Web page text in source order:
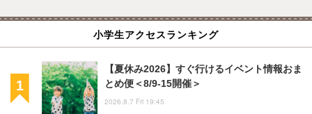
小学生アクセスランキング
【夏休み2026】すぐ行けるイベント情報おま
とめ便＜8/9-15開催＞
2026.8.7 Fri 19:45